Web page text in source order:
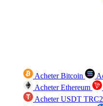
Acheter Bitcoin
Acheter Ethereum
Acheter USDT